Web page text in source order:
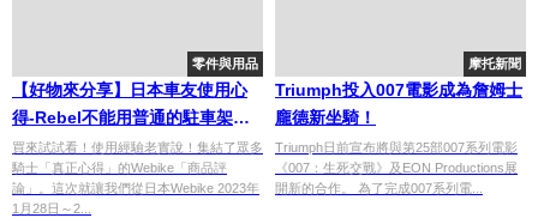
零件與用品
【好物來分享】日本車友使用心
得-Rebel不能用普通的駐車架，
維修保養的完美解決方案
買來試試看！使用經驗老實說！集結了眾多
騎士「真正心得」的Webike「商品評
論」。這次就讓我們從日本Webike 2023年
1月28日～2...
摩托新聞
Triumph投入007電影成為詹姆士
龐德新坐騎！
Triumph日前宣布將與第25部007系列電影
《007：生死交戰》及EON Productions展
開新的合作。 為了完成007系列電...